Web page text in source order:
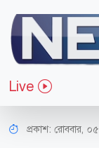
Live
বিনোদন
কেন শিল্পী
যাননি
প্রকাশ: রোববার,